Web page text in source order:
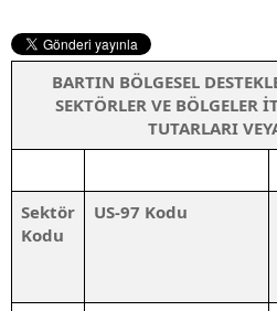
BARTIN BÖLGESEL
SEKTÖRLER VE BÖLGELER
TUTARLARI
Sektör
Kodu
US-97 Kodu